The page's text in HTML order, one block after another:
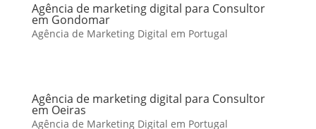
Agência de marketing digital para Consultor
em Gondomar
Agência de Marketing Digital em Portugal
Agência de marketing digital para Consultor
em Oeiras
Agência de Marketing Digital em Portugal